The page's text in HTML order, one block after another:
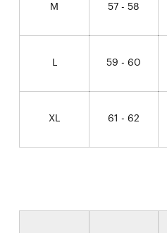
M 57 - 58
L 59 - 60
XL 61 - 62